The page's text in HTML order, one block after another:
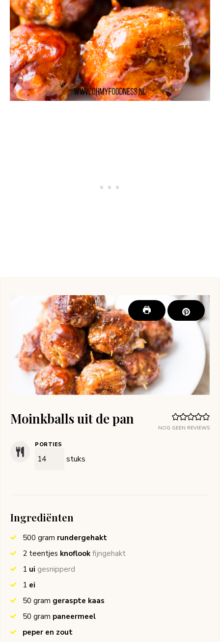
NOG GEEN REVIEWS
Moinkballs uit de pan
PORTIES
stuks
Ingrediënten
500 gram rundergehakt
2 teentjes knoflook fijngehakt
1 ui gesnipperd
1 ei
50 gram geraspte kaas
50 gram paneermeel
peper en zout